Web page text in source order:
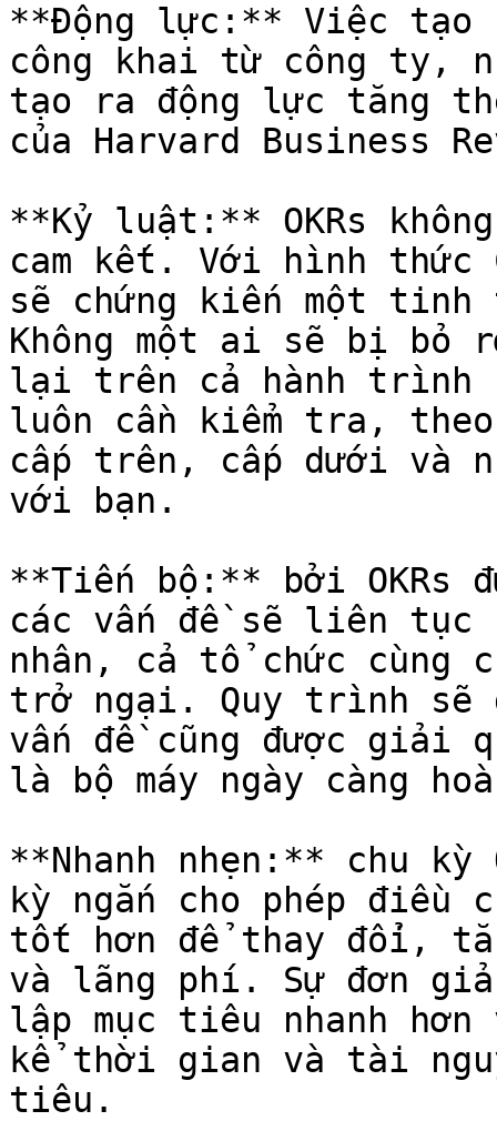
**Động lực:** Việc tạo
công khai từ công ty,
tạo ra động lực tăng
của Harvard Business
**Kỷ luật:** OKRs
cam kết. Với hình thức
sẽ chứng kiến một
Không một ai sẽ bị bỏ
lại trên cả hành trình
luôn cần kiểm tra,
cấp trên, cấp dưới và
với bạn.
**Tiến bộ:** bởi OKRs
các vấn đề sẽ liên tục
nhân, cả tổ chức cùng
trở ngại. Quy trình
vấn đề cũng được giải
là bộ máy ngày càng
**Nhanh nhẹn:** chu kỳ
kỳ ngắn cho phép điều
tốt hơn để thay đổi,
và lãng phí. Sự đơn
lập mục tiêu nhanh hơn
kể thời gian và tài
tiêu.